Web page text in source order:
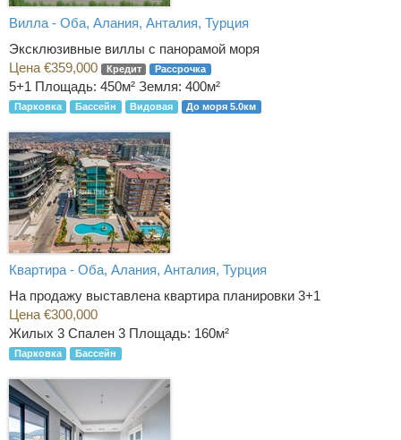
Вилла - Оба, Алания, Анталия, Турция
Эксклюзивные виллы с панорамой моря
Цена €359,000
Кредит Рассрочка
5+1 Площадь: 450м² Земля: 400м²
Парковка Бассейн Видовая До моря 5.0км
Квартира - Оба, Алания, Анталия, Турция
На продажу выставлена квартира планировки 3+1
Цена €300,000
Жилых 3 Спален 3 Площадь: 160м²
Парковка Бассейн